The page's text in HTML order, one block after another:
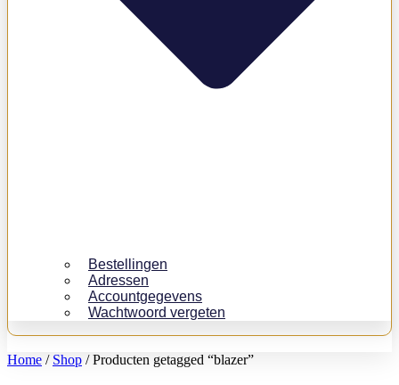
Bestellingen
Adressen
Accountgegevens
Wachtwoord vergeten
Home / Shop / Producten getagged “blazer”